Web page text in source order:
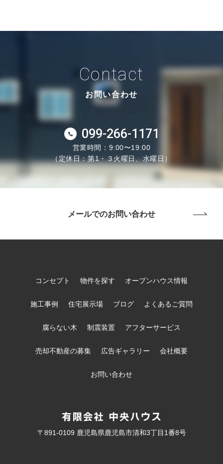
Contact
お問い合わせ
099-266-1171
営業時間：9:00〜19:00
（定休日：第1・３火曜日、水曜日）
メールでのお問い合わせ
コンセプト 物件を探す オープンハウス情報
施工事例 住宅展示場 ブログ よくあるご質問
腐らない木 制震装置 アフターサービス
売却不動産の募集 広告ギャラリー 会社概要
お問い合わせ
〒891-0109 鹿児島県鹿児島市清和3丁目1番8号